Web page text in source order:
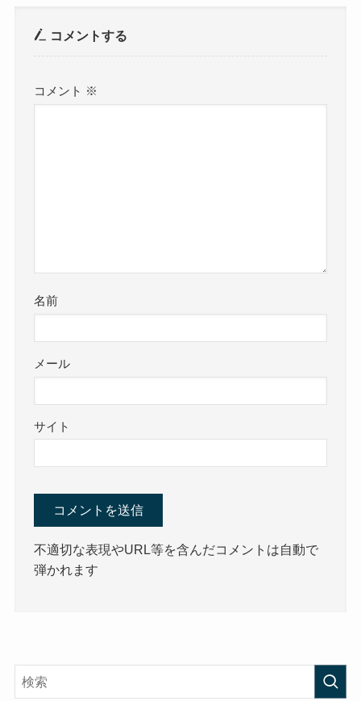
コメントする
コメント ※
名前
メール
サイト
不適切な表現やURL等を含んだコメントは自動で
弾かれます